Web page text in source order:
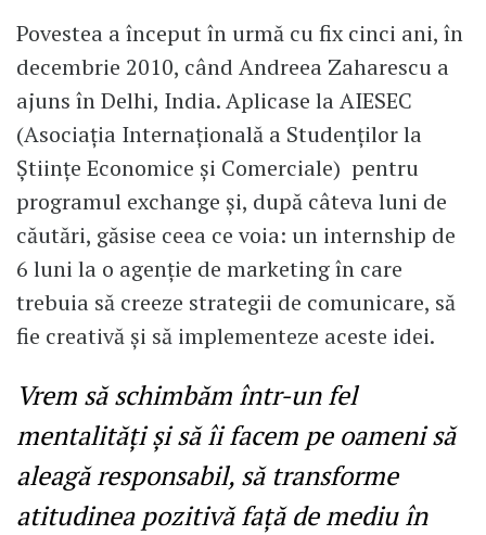
Povestea a început în urmă cu fix cinci ani, în
decembrie 2010, când Andreea Zaharescu a
ajuns în Delhi, India. Aplicase la AIESEC
(Asociația Internațională a Studenților la
Științe Economice și Comerciale) pentru
programul exchange și, după câteva luni de
căutări, găsise ceea ce voia: un internship de
6 luni la o agenție de marketing în care
trebuia să creeze strategii de comunicare, să
fie creativă și să implementeze aceste idei.
Vrem să schimbăm într-un fel
mentalități și să îi facem pe oameni să
aleagă responsabil, să transforme
atitudinea pozitivă față de mediu în